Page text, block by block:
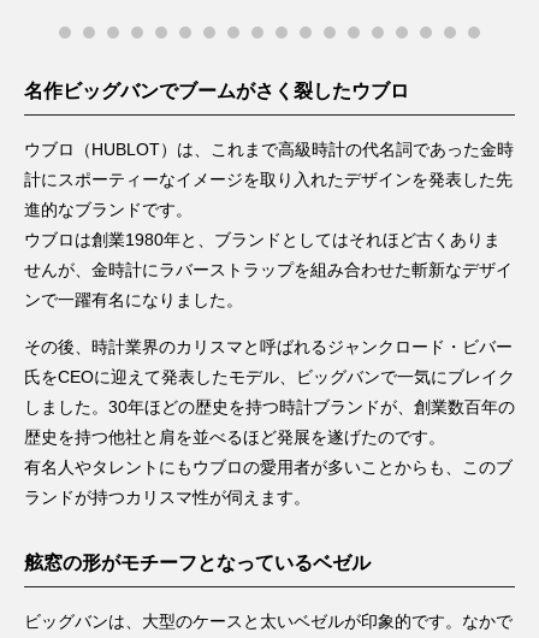
名作ビッグバンでブームがさく裂したウブロ
ウブロ（HUBLOT）は、これまで高級時計の代名詞であった金時
計にスポーティーなイメージを取り入れたデザインを発表した先
進的なブランドです。
ウブロは創業1980年と、ブランドとしてはそれほど古くありま
せんが、金時計にラバーストラップを組み合わせた斬新なデザイ
ンで一躍有名になりました。
その後、時計業界のカリスマと呼ばれるジャンクロード・ビバー
氏をCEOに迎えて発表したモデル、ビッグバンで一気にブレイク
しました。30年ほどの歴史を持つ時計ブランドが、創業数百年の
歴史を持つ他社と肩を並べるほど発展を遂げたのです。
有名人やタレントにもウブロの愛用者が多いことからも、このブ
ランドが持つカリスマ性が伺えます。
舷窓の形がモチーフとなっているベゼル
ビッグバンは、大型のケースと太いベゼルが印象的です。なかで